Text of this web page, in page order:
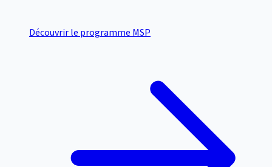
Découvrir le programme MSP